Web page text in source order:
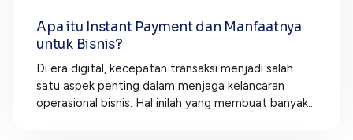
Apa itu Instant Payment dan Manfaatnya
untuk Bisnis?
Di era digital, kecepatan transaksi menjadi salah
satu aspek penting dalam menjaga kelancaran
operasional bisnis. Hal inilah yang membuat banyak...